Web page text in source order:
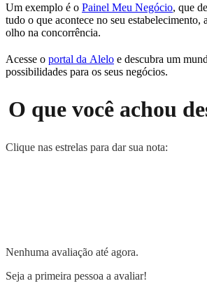
Um exemplo é o Painel Meu Negócio, que
tudo o que acontece no seu estabelecimento,
olho na concorrência.
Acesse o portal da Alelo e descubra um
possibilidades para os seus negócios.
O que você achou
Clique nas estrelas para dar sua nota:
Nenhuma avaliação até agora.
Seja a primeira pessoa a avaliar!